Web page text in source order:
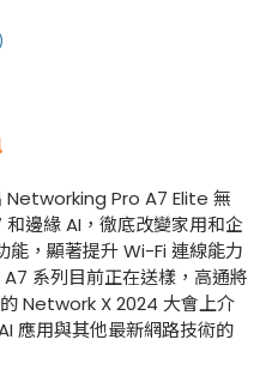
Pro A7 Elite 無
邊緣 AI，徹底改變家用和企
能，顯著提升 Wi-Fi 連線能力
系列目前正在送樣，高通將
Network X 2024 大會上介
應用與其他最新網路技術的